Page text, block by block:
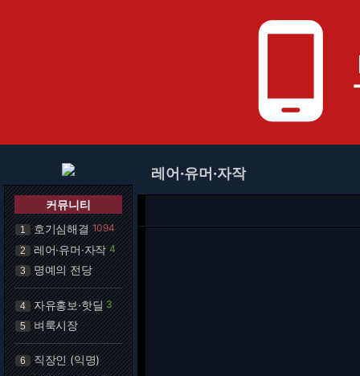
phone_android
커뮤니티
1 호기심해결 1094
2 레어·유머·자작 4
3 명예의 전당
4 자유홍보·핫딜 3
5 벼룩시장
6 직장인 (익명)
레어·유머·자작